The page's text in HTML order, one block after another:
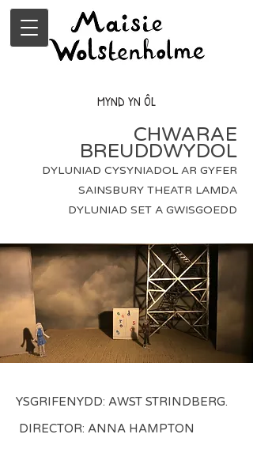
MYND YN ÔL
CHWARAE
BREUDDWYDOL
DYLUNIAD CYSYNIADOL AR GYFER
SAINSBURY THEATR LAMDA
DYLUNIAD SET A GWISGOEDD
YSGRIFENYDD: AWST STRINDBERG.
DIRECTOR: ANNA HAMPTON